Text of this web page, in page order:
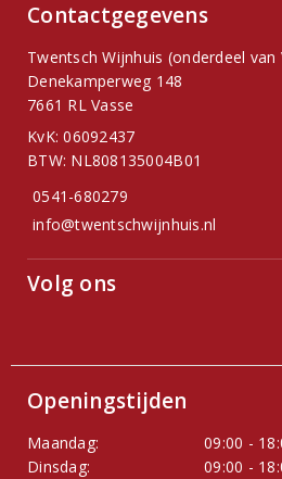
Contactgegevens
Twentsch Wijnhuis (onderdeel van
Denekamperweg 148
7661 RL Vasse
KvK: 06092437
BTW: NL808135004B01
0541-680279
info@twentschwijnhuis.nl
Volg ons
Openingstijden
Maandag:
09:00 -
Dinsdag:
09:00 -